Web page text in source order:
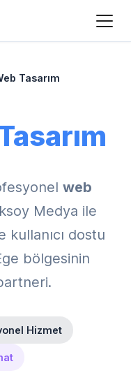
Tasarım
web
Medya ile
kullanıcı dostu
bölgesinin
Hizmet